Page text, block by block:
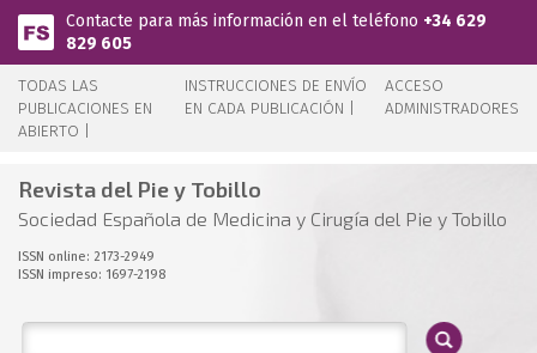
Pasar al contenido principal
Contacte para más información en el teléfono +34 629
829 605
TODAS LAS
PUBLICACIONES EN
ABIERTO |
INSTRUCCIONES DE ENVÍO
EN CADA PUBLICACIÓN |
ACCESO
ADMINISTRADORES
Revista del Pie y Tobillo
Sociedad Española de Medicina y Cirugía del Pie y Tobillo
ISSN online: 2173-2949
ISSN impreso: 1697-2198